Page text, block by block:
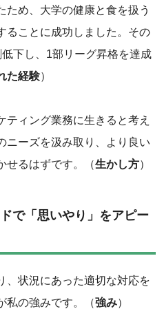
ため、大学の健康と食を扱う
ることに成功しました。その
下し、1部リーグ昇格を達成
た経験）
ィング業務に生きると考え
ニーズを汲み取り、より良い
せるはずです。（生かし方）
で「思いやり」をアピー
、状況にあった適切な対応を
私の強みです。（強み）